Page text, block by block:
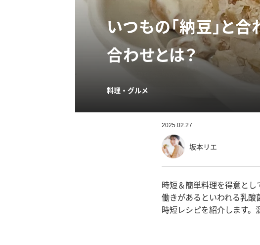
いつもの「納豆」と
合わせとは？
料理・グルメ
2025.02.27
坂本リエ
時短＆簡単料理を得意と
働きがあるといわれる乳
時短レシピを紹介します